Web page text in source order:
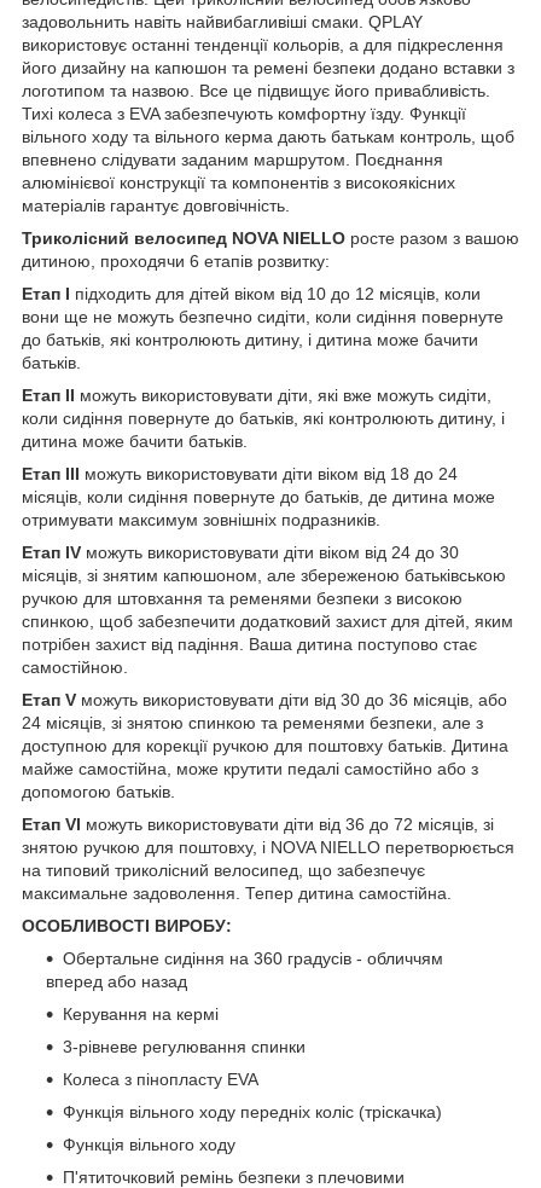
задовольнить навіть найвибагливіші смаки. QPLAY
використовує останні тенденції кольорів, а для підкреслення
його дизайну на капюшон та ремені безпеки додано вставки з
логотипом та назвою. Все це підвищує його привабливість.
Тихі колеса з EVA забезпечують комфортну їзду. Функції
вільного ходу та вільного керма дають батькам контроль, щоб
впевнено слідувати заданим маршрутом. Поєднання
алюмінієвої конструкції та компонентів з високоякісних
матеріалів гарантує довговічність.
Триколісний велосипед NOVA NIELLO росте разом з вашою
дитиною, проходячи 6 етапів розвитку:
Етап I підходить для дітей віком від 10 до 12 місяців, коли
вони ще не можуть безпечно сидіти, коли сидіння повернуте
до батьків, які контролюють дитину, і дитина може бачити
батьків.
Етап II можуть використовувати діти, які вже можуть сидіти,
коли сидіння повернуте до батьків, які контролюють дитину, і
дитина може бачити батьків.
Етап III можуть використовувати діти віком від 18 до 24
місяців, коли сидіння повернуте до батьків, де дитина може
отримувати максимум зовнішніх подразників.
Етап IV можуть використовувати діти віком від 24 до 30
місяців, зі знятим капюшоном, але збереженою батьківською
ручкою для штовхання та ременями безпеки з високою
спинкою, щоб забезпечити додатковий захист для дітей, яким
потрібен захист від падіння. Ваша дитина поступово стає
самостійною.
Етап V можуть використовувати діти від 30 до 36 місяців, або
24 місяців, зі знятою спинкою та ременями безпеки, але з
доступною для корекції ручкою для поштовху батьків. Дитина
майже самостійна, може крутити педалі самостійно або з
допомогою батьків.
Етап VI можуть використовувати діти від 36 до 72 місяців, зі
знятою ручкою для поштовху, і NOVA NIELLO перетворюється
на типовий триколісний велосипед, що забезпечує
максимальне задоволення. Тепер дитина самостійна.
ОСОБЛИВОСТІ ВИРОБУ:
Обертальне сидіння на 360 градусів - обличчям
вперед або назад
Керування на кермі
3-рівневе регулювання спинки
Колеса з пінопласту EVA
Функція вільного ходу передніх коліс (тріскачка)
Функція вільного ходу
П'ятиточковий ремінь безпеки з плечовими